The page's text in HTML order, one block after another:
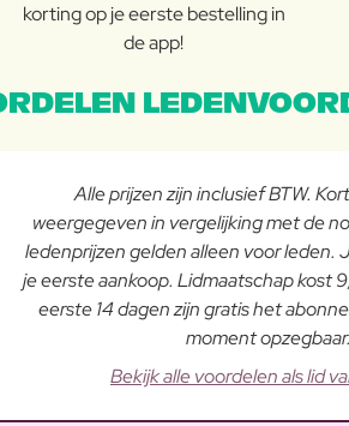
korting op je eerste bestelling in
de app!
Alle prijzen zijn inclusief BTW.
weergegeven in vergelijking met de
ledenprijzen gelden alleen voor leden.
je eerste aankoop. Lidmaatschap kost
eerste 14 dagen zijn gratis het
moment opzegbaar.
Bekijk alle voordelen als lid